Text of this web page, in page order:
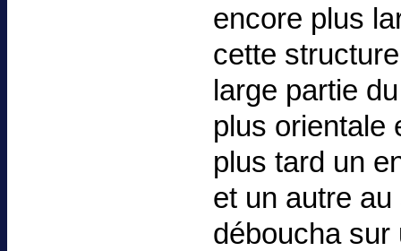
encore plus
cette
large partie
plus orientale
plus tard un
et un autre
déboucha sur